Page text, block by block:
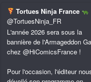
Tortues Ninja France
@TortuesNinja_FR
L'année 2026 sera sous la
bannière de l'Armageddon
chez @HiComicsFrance !
Pour l'occasion, l'éditeur